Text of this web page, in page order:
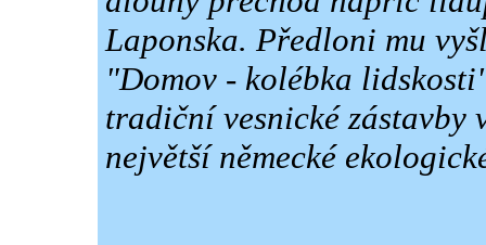
Laponska. Předloni mu
"Domov - kolébka
tradiční vesnické zástavby
největší německé